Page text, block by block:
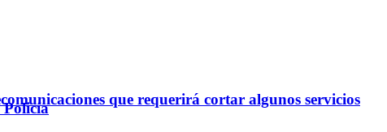
que requerirá cortar algunos servicios
Policía